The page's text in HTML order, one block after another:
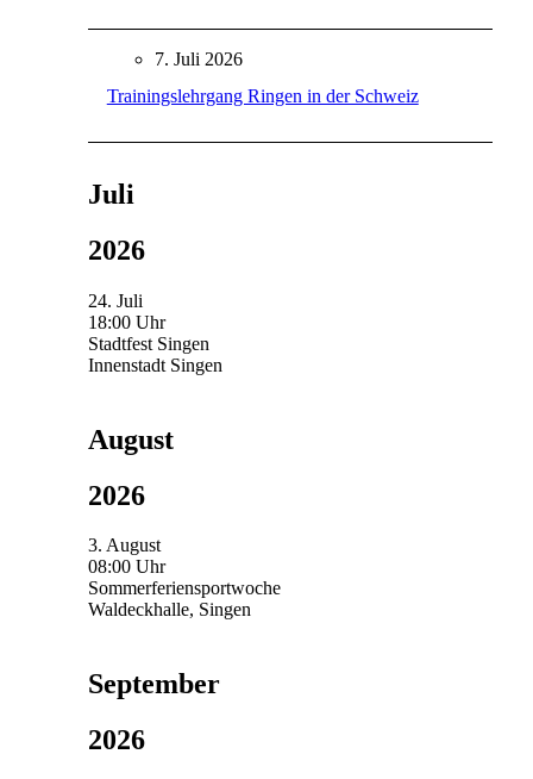
7. Juli 2026
Trainingslehrgang Ringen in der Schweiz
Juli
2026
24. Juli
18:00 Uhr
Stadtfest Singen
Innenstadt Singen
August
2026
3. August
08:00 Uhr
Sommerferiensportwoche
Waldeckhalle, Singen
September
2026